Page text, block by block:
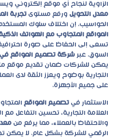
الزاوية لنجاح أي موقع إلكتروني
معدل التحويل ورفع مستوى تجربة
الحواسيب. إن اختلاف سلوك
المواقع المتجاوب مع الهواتف
تسعى إلى الحفاظ على صورة
السوق. عبر شركة تصميم المواقع
يمكن للشركات ضمان تقديم موقع
التجارية بوضوح ويعزز الثقة لدى
على جميع الأجهزة.
الاستثمار في تصميم المواقع
العلامة التجارية، تحسين التفاعل مع
والاحتفاظ بالعملاء، مما يرفع من
الرقمي للشركة بشكل عام. لا يمكن